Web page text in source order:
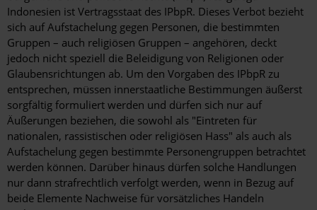
Indonesien ist Vertragsstaat des IPbpR. Dieses Verbot bezieht
sich auf Aufstachelung gegen Personen, die bestimmten
Gruppen – auch religiösen Gruppen – angehören, deckt
jedoch nicht speziell die Beleidigung von Religionen oder
Glaubensrichtungen ab. Um den Vorgaben des IPbpR zu
entsprechen, müssen innerstaatliche Bestimmungen äußerst
sorgfältig formuliert werden und dürfen sich nur auf
Äußerungen beziehen, die sowohl als "Eintreten für
nationalen, rassistischen oder religiösen Hass" als auch als
Aufstachelung gegen bestimmte Personengruppen betrachtet
werden können. Darüber hinaus dürfen solche Handlungen
nur dann strafrechtlich verfolgt werden, wenn in Bezug auf
beide Elemente Nachweise für vorsätzliches Handeln